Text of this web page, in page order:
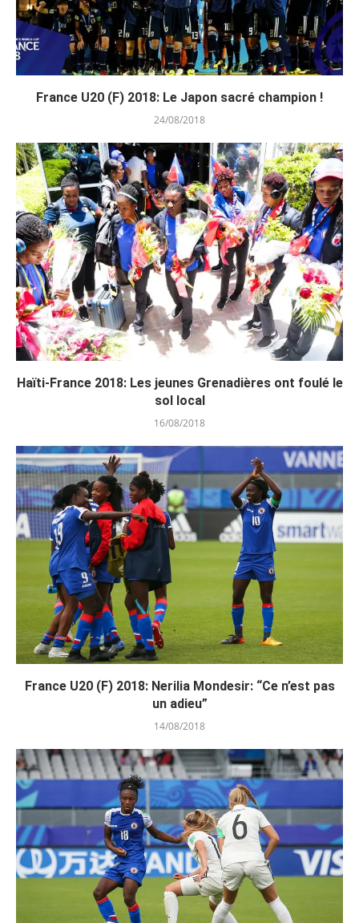
France U20 (F) 2018: Le Japon sacré champion !
24/08/2018
Haïti-France 2018: Les jeunes Grenadières ont foulé le
sol local
16/08/2018
France U20 (F) 2018: Nerilia Mondesir: “Ce n’est pas
un adieu”
14/08/2018